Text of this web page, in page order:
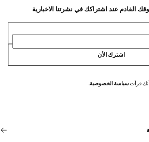
اشترك الأن
قرأتسياسة الخصوصية.